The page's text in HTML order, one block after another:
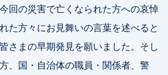
回の災害で亡くなられた方への哀悼
た方々にお見舞いの言葉を述べると
さまの早期発見を願いました。そし
、国・自治体の職員・関係者、警